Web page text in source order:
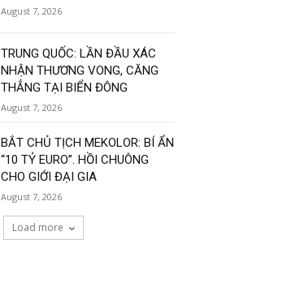
August 7, 2026
TRUNG QUỐC: LẦN ĐẦU XÁC
NHẬN THƯƠNG VONG, CĂNG
THẲNG TẠI BIỂN ĐÔNG
August 7, 2026
BẮT CHỦ TỊCH MEKOLOR: BÍ ẨN
“10 TỶ EURO”. HỒI CHUÔNG
CHO GIỚI ĐẠI GIA
August 7, 2026
Load more